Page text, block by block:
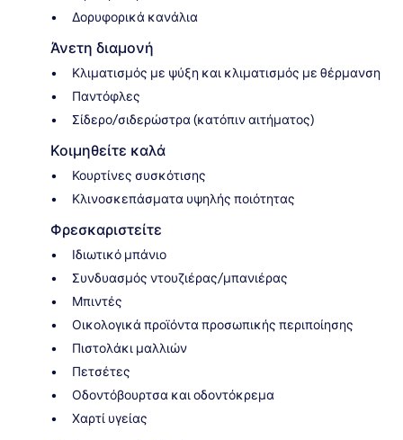
Δορυφορικά κανάλια
Άνετη διαμονή
Κλιματισμός με ψύξη και κλιματισμός με θέρμανση
Παντόφλες
Σίδερο/σιδερώστρα (κατόπιν αιτήματος)
Κοιμηθείτε καλά
Κουρτίνες συσκότισης
Κλινοσκεπάσματα υψηλής ποιότητας
Φρεσκαριστείτε
Ιδιωτικό μπάνιο
Συνδυασμός ντουζιέρας/μπανιέρας
Μπιντές
Οικολογικά προϊόντα προσωπικής περιποίησης
Πιστολάκι μαλλιών
Πετσέτες
Οδοντόβουρτσα και οδοντόκρεμα
Χαρτί υγείας